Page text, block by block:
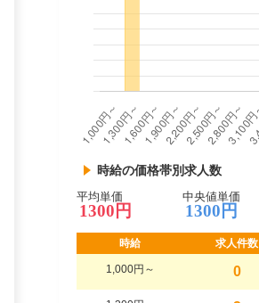
時給の価格帯別求人数
平均単価
1300円
中央値単価
1300円
時給 求人件数
1,000円～ 0